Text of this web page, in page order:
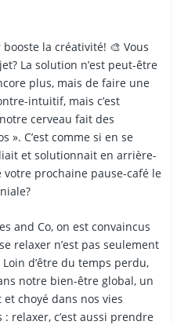
la créativité! 🎨 Vous
La solution n’est peut-être
plus, mais de faire une
intuitif, mais c’est
cerveau fait des
». C’est comme si en se
et solutionnait en arrière-
prochaine pause-café le
and Co, on est convaincus
relaxer n’est pas seulement
d’être du temps perdu,
notre bien-être global, un
choyé dans nos vies
relaxer, c’est aussi prendre